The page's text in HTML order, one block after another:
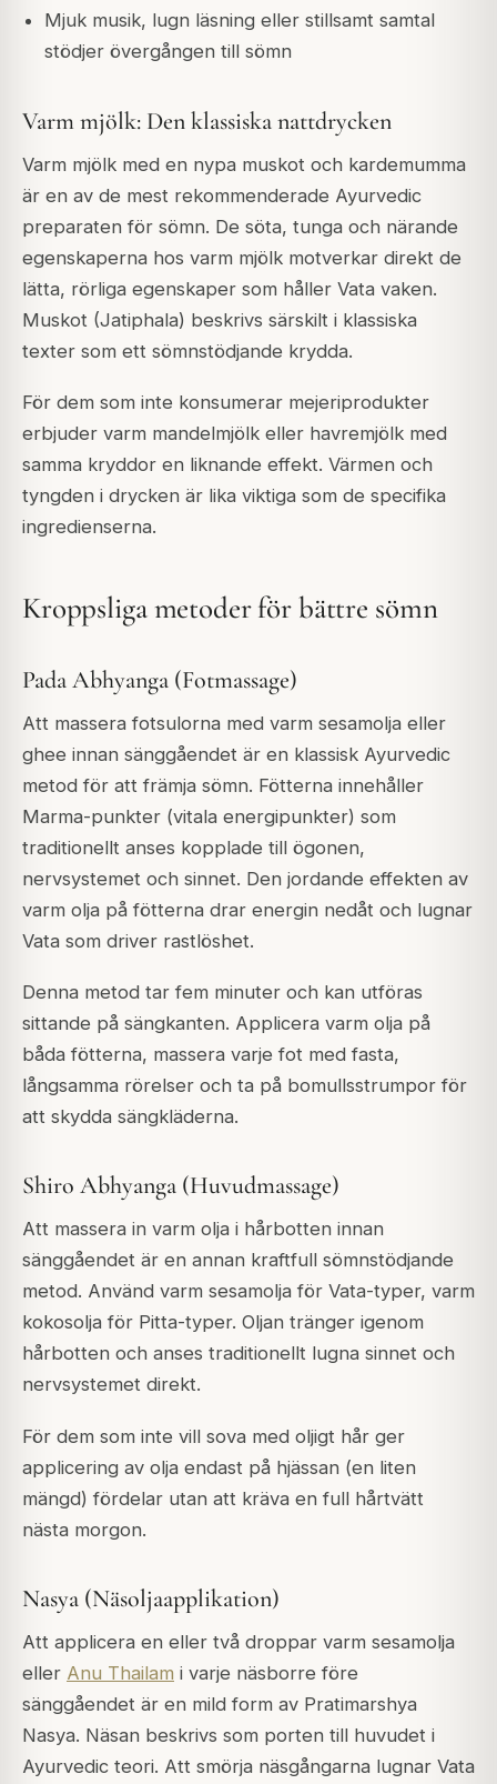
Mjuk musik, lugn läsning eller stillsamt samtal
stödjer övergången till sömn
Varm mjölk: Den klassiska nattdrycken
Varm mjölk med en nypa muskot och kardemumma
är en av de mest rekommenderade Ayurvedic
preparaten för sömn. De söta, tunga och närande
egenskaperna hos varm mjölk motverkar direkt de
lätta, rörliga egenskaper som håller Vata vaken.
Muskot (Jatiphala) beskrivs särskilt i klassiska
texter som ett sömnstödjande krydda.
För dem som inte konsumerar mejeriprodukter
erbjuder varm mandelmjölk eller havremjölk med
samma kryddor en liknande effekt. Värmen och
tyngden i drycken är lika viktiga som de specifika
ingredienserna.
Kroppsliga metoder för bättre sömn
Pada Abhyanga (Fotmassage)
Att massera fotsulorna med varm sesamolja eller
ghee innan sänggåendet är en klassisk Ayurvedic
metod för att främja sömn. Fötterna innehåller
Marma-punkter (vitala energipunkter) som
traditionellt anses kopplade till ögonen,
nervsystemet och sinnet. Den jordande effekten av
varm olja på fötterna drar energin nedåt och lugnar
Vata som driver rastlöshet.
Denna metod tar fem minuter och kan utföras
sittande på sängkanten. Applicera varm olja på
båda fötterna, massera varje fot med fasta,
långsamma rörelser och ta på bomullsstrumpor för
att skydda sängkläderna.
Shiro Abhyanga (Huvudmassage)
Att massera in varm olja i hårbotten innan
sänggåendet är en annan kraftfull sömnstödjande
metod. Använd varm sesamolja för Vata-typer, varm
kokosolja för Pitta-typer. Oljan tränger igenom
hårbotten och anses traditionellt lugna sinnet och
nervsystemet direkt.
För dem som inte vill sova med oljigt hår ger
applicering av olja endast på hjässan (en liten
mängd) fördelar utan att kräva en full hårtvätt
nästa morgon.
Nasya (Näsoljaapplikation)
Att applicera en eller två droppar varm sesamolja
eller Anu Thailam i varje näsborre före
sänggåendet är en mild form av Pratimarshya
Nasya. Näsan beskrivs som porten till huvudet i
Ayurvedic teori. Att smörja näsgångarna lugnar Vata